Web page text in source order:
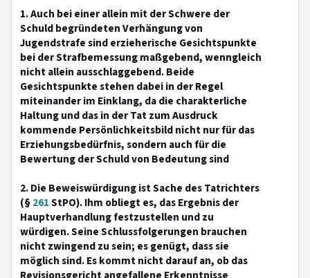
1. Auch bei einer allein mit der Schwere der
Schuld begründeten Verhängung von
Jugendstrafe sind erzieherische Gesichtspunkte
bei der Strafbemessung maßgebend, wenngleich
nicht allein ausschlaggebend. Beide
Gesichtspunkte stehen dabei in der Regel
miteinander im Einklang, da die charakterliche
Haltung und das in der Tat zum Ausdruck
kommende Persönlichkeitsbild nicht nur für das
Erziehungsbedürfnis, sondern auch für die
Bewertung der Schuld von Bedeutung sind
2. Die Beweiswürdigung ist Sache des Tatrichters
(§261StPO). Ihm obliegt es, das Ergebnis der
Hauptverhandlung festzustellen und zu
würdigen. Seine Schlussfolgerungen brauchen
nicht zwingend zu sein; es genügt, dass sie
möglich sind. Es kommt nicht darauf an, ob das